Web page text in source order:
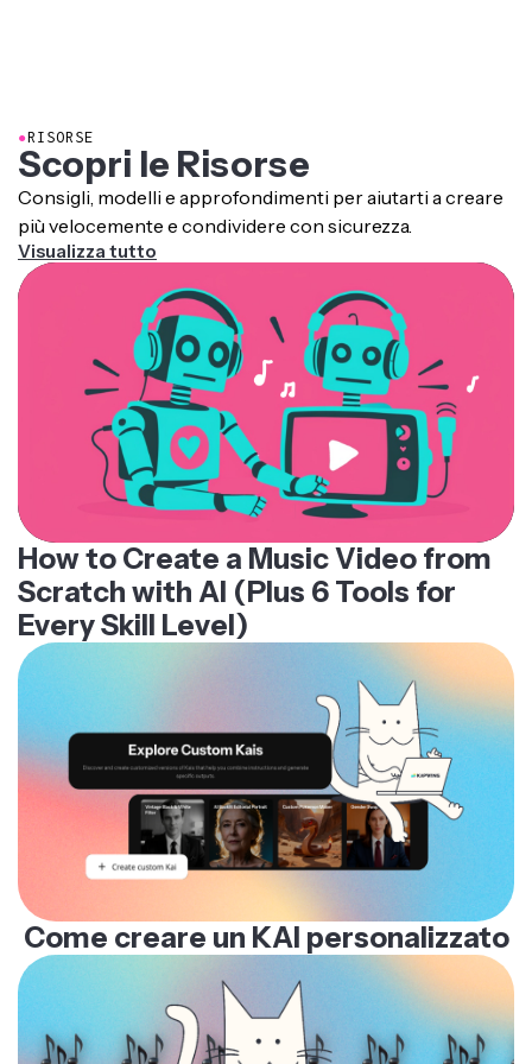
●RISORSE
Scopri le Risorse
Consigli, modelli e approfondimenti per aiutarti a creare
più velocemente e condividere con sicurezza.
Visualizza tutto
How to Create a Music Video from
Scratch with AI (Plus 6 Tools for
Every Skill Level)
Come creare un KAI personalizzato